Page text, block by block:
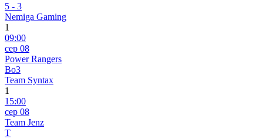
5 - 3
Nemiga Gaming
1
09:00
сер 08
Power Rangers
Bo3
Team Syntax
1
15:00
сер 08
Team Jenz
T